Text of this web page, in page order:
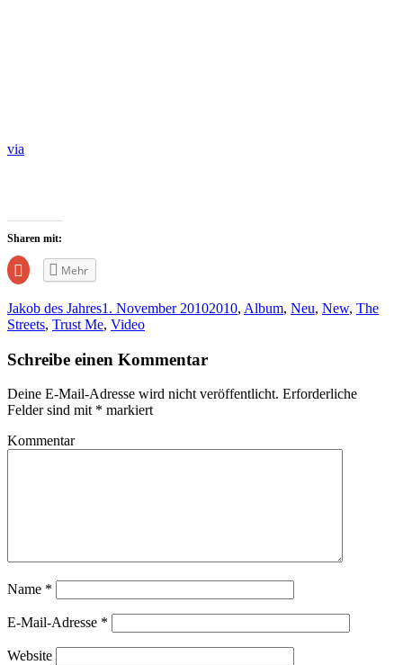
via
Sharen mit:
Zum
Teilen
anklicken
(Wird
in
Fenster
geöffnet)
Mehr
Jakob des Jahres1. November 20102010, Album, Neu, New, The
Streets, Trust Me, Video
Schreibe einen Kommentar
Deine E-Mail-Adresse wird nicht veröffentlicht. Erforderliche
Felder sind mit * markiert
Kommentar
Name *
E-Mail-Adresse *
Website